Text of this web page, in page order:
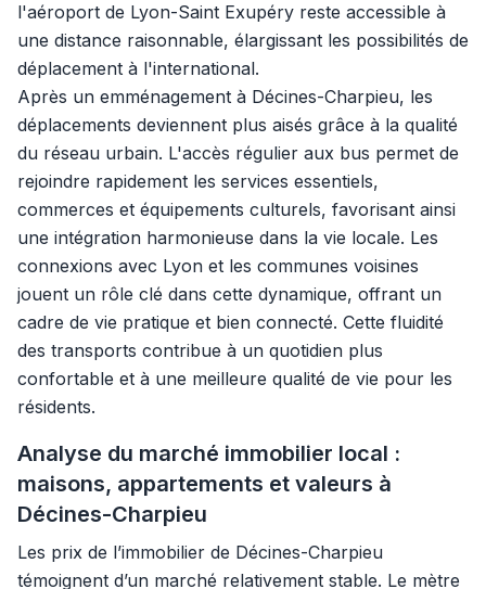
l'aéroport de Lyon-Saint Exupéry reste accessible à
une distance raisonnable, élargissant les possibilités de
déplacement à l'international.
Après un emménagement à Décines-Charpieu, les
déplacements deviennent plus aisés grâce à la qualité
du réseau urbain. L'accès régulier aux bus permet de
rejoindre rapidement les services essentiels,
commerces et équipements culturels, favorisant ainsi
une intégration harmonieuse dans la vie locale. Les
connexions avec Lyon et les communes voisines
jouent un rôle clé dans cette dynamique, offrant un
cadre de vie pratique et bien connecté. Cette fluidité
des transports contribue à un quotidien plus
confortable et à une meilleure qualité de vie pour les
résidents.
Analyse du marché immobilier local :
maisons, appartements et valeurs à
Décines-Charpieu
Les prix de l’immobilier de Décines-Charpieu
témoignent d’un marché relativement stable. Le mètre